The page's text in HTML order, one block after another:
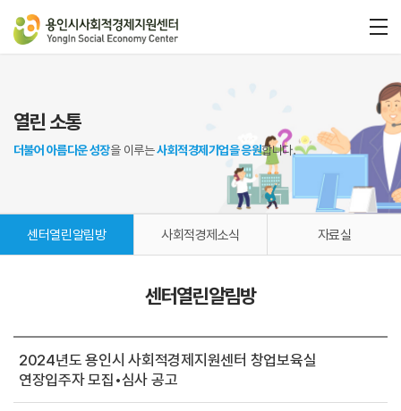
열린 소통
더불어 아름다운 성장을 이루는사회적경제기업을 응원합니다.
센터열린알림방 사회적경제소식 자료실
센터열린알림방
2024년도 용인시 사회적경제지원센터 창업보육실
연장입주자 모집•심사 공고